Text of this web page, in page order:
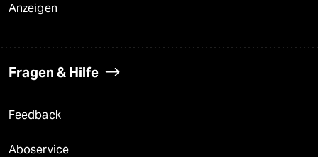
Anzeigen
Fragen & Hilfe
Feedback
Aboservice